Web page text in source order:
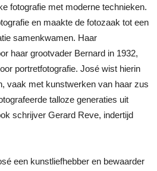
fotografie met moderne technieken.
en maakte de fotozaak tot een
samenkwamen. Haar
haar grootvader Bernard in 1932,
portretfotografie. José wist hierin
vaak met kunstwerken van haar zus
talloze generaties uit
schrijver Gerard Reve, indertijd
een kunstliefhebber en bewaarder